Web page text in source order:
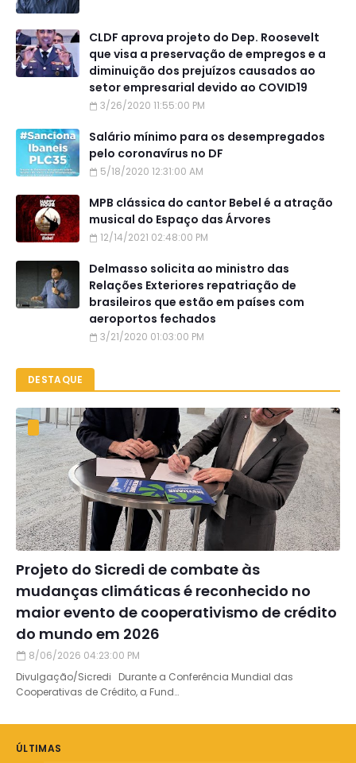
CLDF aprova projeto do Dep. Roosevelt
que visa a preservação de empregos e a
diminuição dos prejuízos causados ao
setor empresarial devido ao COVID19
3/26/2020 11:55:00 PM
Salário mínimo para os desempregados
pelo coronavírus no DF
5/18/2020 12:31:00 AM
MPB clássica do cantor Bebel é a atração
musical do Espaço das Árvores
12/14/2021 02:48:00 PM
Delmasso solicita ao ministro das
Relações Exteriores repatriação de
brasileiros que estão em países com
aeroportos fechados
3/21/2020 01:03:00 PM
DESTAQUE
Projeto do Sicredi de combate às
mudanças climáticas é reconhecido no
maior evento de cooperativismo de crédito
do mundo em 2026
8/06/2026 04:23:00 PM
Divulgação/Sicredi Durante a Conferência Mundial das
Cooperativas de Crédito, a Fund…
ÚLTIMAS